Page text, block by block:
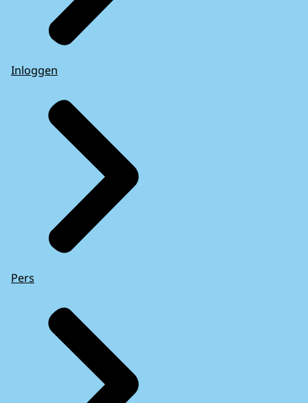
Inloggen
Pers